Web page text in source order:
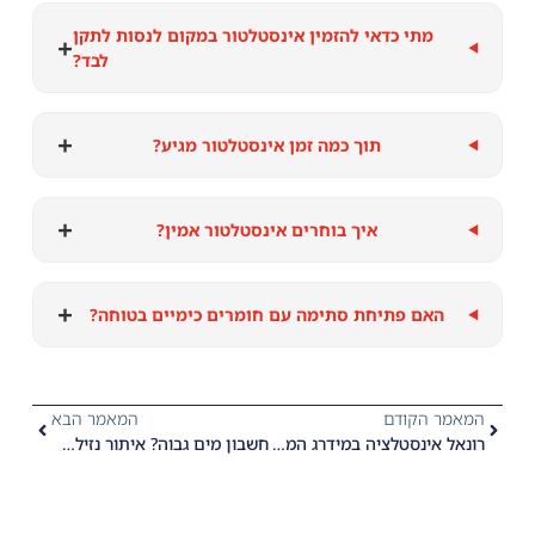
מתי כדאי להזמין אינסטלטור במקום לנסות לתקן
לבד?+
תוך כמה זמן אינסטלטור מגיע? +
איך בוחרים אינסטלטור אמין? +
האם פתיחת סתימה עם חומרים כימיים בטוחה? +
המאמר הקודם
רונאל אינסטלציה במידרג המקצועי ותשתית במידרג האיכות הגבוה ביותר
המאמר הבא
חשבון מים גבוה? איתור נזילה סמויה דרך מד המים